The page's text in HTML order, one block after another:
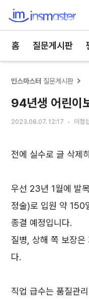
홈 질문게시판
인스마스터 질문게시판
94년생 어린이
2023.08.07. 12:17 이정
전에 실수로 글 삭제
우선 23년 1월에 발
정술)로 입원 약 150
종결 예정입니다.
질병, 상해 쪽 보장은
다.
직업 급수는 품질관